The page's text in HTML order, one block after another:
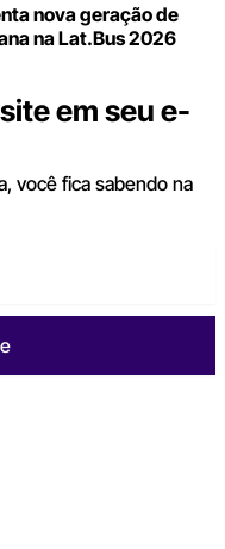
nova geração de
na Lat.Bus 2026
em seu e-
você fica sabendo na